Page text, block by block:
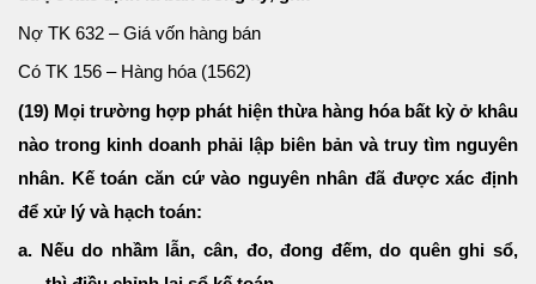
Nợ TK 632 – Giá vốn hàng bán
Có TK 156 – Hàng hóa (1562)
(19) Mọi trường hợp phát hiện thừa hàng hóa bất kỳ ở khâu
nào trong kinh doanh phải lập biên bản và truy tìm nguyên
nhân. Kế toán căn cứ vào nguyên nhân đã được xác định
để xử lý và hạch toán:
a. Nếu do nhầm lẫn, cân, đo, đong đếm, do quên ghi sổ,